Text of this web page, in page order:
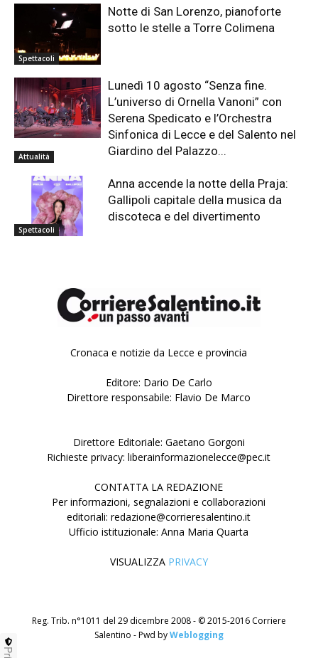
Spettacoli
Notte di San Lorenzo, pianoforte
sotto le stelle a Torre Colimena
Attualità
Lunedì 10 agosto “Senza fine.
L’universo di Ornella Vanoni” con
Serena Spedicato e l’Orchestra
Sinfonica di Lecce e del Salento nel
Giardino del Palazzo...
Spettacoli
Anna accende la notte della Praja:
Gallipoli capitale della musica da
discoteca e del divertimento
Cronaca e notizie da Lecce e provincia
Editore: Dario De Carlo
Direttore responsabile: Flavio De Marco
Direttore Editoriale: Gaetano Gorgoni
Richieste privacy: liberainformazionelecce@pec.it
CONTATTA LA REDAZIONE
Per informazioni, segnalazioni e collaborazioni
editoriali: redazione@corrieresalentino.it
Ufficio istituzionale: Anna Maria Quarta
VISUALIZZA PRIVACY
Reg. Trib. n°1011 del 29 dicembre 2008 - © 2015-2016 Corriere
Salentino - Pwd byWeblogging